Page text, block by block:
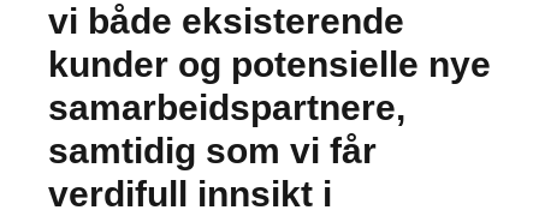
vi både eksisterende
kunder og potensielle nye
samarbeidspartnere,
samtidig som vi får
verdifull innsikt i